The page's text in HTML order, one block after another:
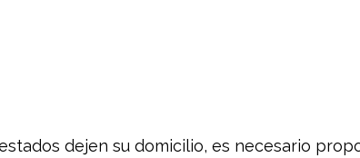
dejen su domicilio, es necesario